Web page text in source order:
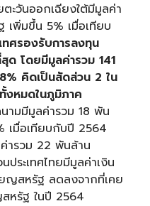
ตะวันออกเฉียงใต้มีมูลค่า
พิ่มขึ้น 5% เมื่อเทียบ
ทศรองรับการลงทุน
ด โดยมีมูลค่ารวม 141
คิดเป็นสัดส่วน 2 ใน
งหมดในภูมิภาค
ามมีมูลค่ารวม 18 พัน
เมื่อเทียบกับปี 2564
ค่ารวม 22 พันล้าน
ระเทศไทยมีมูลค่าเงิน
ญสหรัฐ ลดลงจากที่เคย
หรัฐ ในปี 2564